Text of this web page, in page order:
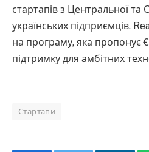
стартапів з Центральної та
українських підприємців.
на програму, яка пропонує
підтримку для амбітних
Стартапи